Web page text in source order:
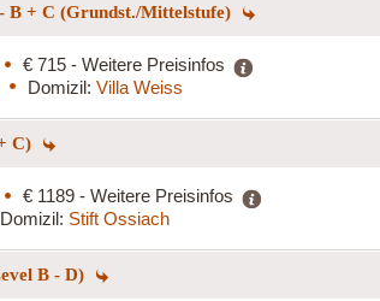
B + C (Grundst./Mittelstufe)
€ 715 - Weitere Preisinfos
Domizil: Villa Weiss
C)
€ 1189 - Weitere Preisinfos
Domizil: Stift Ossiach
B - D)